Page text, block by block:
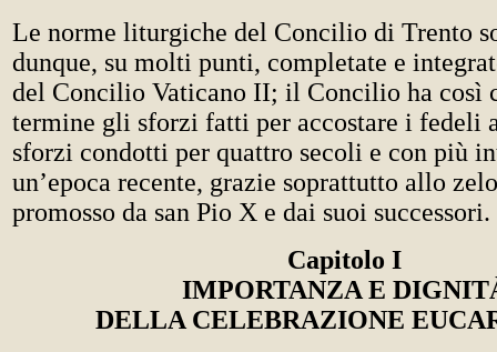
Le norme liturgiche del Concilio di Trento
dunque, su molti punti, completate e
del Concilio Vaticano II; il Concilio ha così
termine gli sforzi fatti per accostare i fedeli
sforzi condotti per quattro secoli e con più
un’epoca recente, grazie soprattutto allo
promosso da san Pio X e dai suoi successori.
Capitolo I
IMPORTANZA E
DELLA CELEBRAZIONE